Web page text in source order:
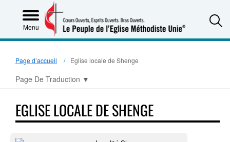
Menu
Page d’accueil Eglise locale de Shenge
Page De Traduction ▼
EGLISE LOCALE DE SHENGE